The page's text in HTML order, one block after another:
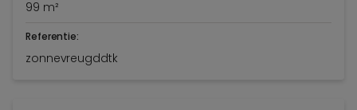
99 m²
Referentie:
zonnevreugddtk